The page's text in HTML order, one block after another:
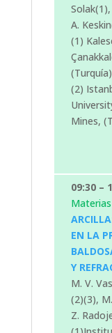
A.
(1)
(2)
Mines,
09:30 –
EN LA
Y
M. V.
(2)(3),
Z.